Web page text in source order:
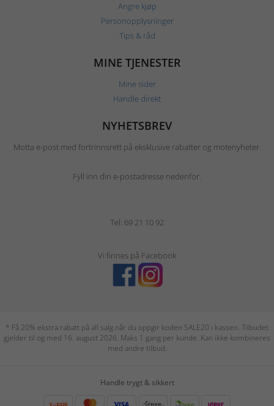
Angre kjøp
Personopplysninger
Tips & råd
MINE TJENESTER
Mine sider
Handle direkt
NYHETSBREV
Motta e-post med fortrinnsrett på eksklusive rabatter og motenyheter.
Fyll inn din e-postadresse nedenfor.
Tel: 69 21 10 92
Vi finnes på Facebook
* Få 20% ekstra rabatt på all salg når du oppgir koden SALE20 i kassen. Tilbudet
gjelder til og med 16. august 2026. Maks 1 gang per kunde. Kan ikke kombineres
med andre tilbud.
Handle trygt & sikkert